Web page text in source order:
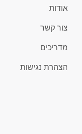
אודות
צור קשר
מדריכים
הצהרת נגישות